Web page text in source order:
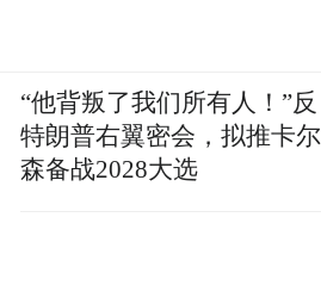
“他背叛了我们所有人！”反
特朗普右翼密会，拟推卡尔
森备战2028大选